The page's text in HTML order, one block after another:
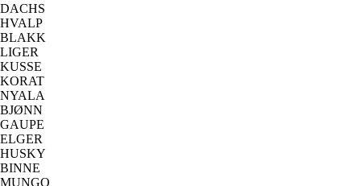
DACHS
HVALP
BLAKK
LIGER
KUSSE
KORAT
NYALA
BJØNN
GAUPE
ELGER
HUSKY
BINNE
MUNGO